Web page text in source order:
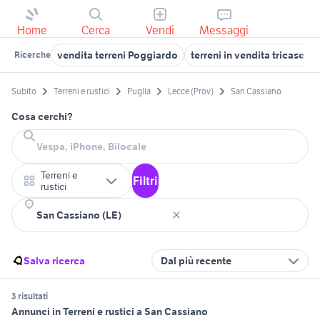
Home Cerca Vendi Messaggi
Ricerche vendita terreni Poggiardo terreni in vendita tricase
Subito Terreni e rustici Puglia Lecce (Prov) San Cassiano
Cosa cerchi?
Terreni e
rustici
Filtri
Salva ricerca Dal più recente
3 risultati
Annunci in Terreni e rustici a San Cassiano